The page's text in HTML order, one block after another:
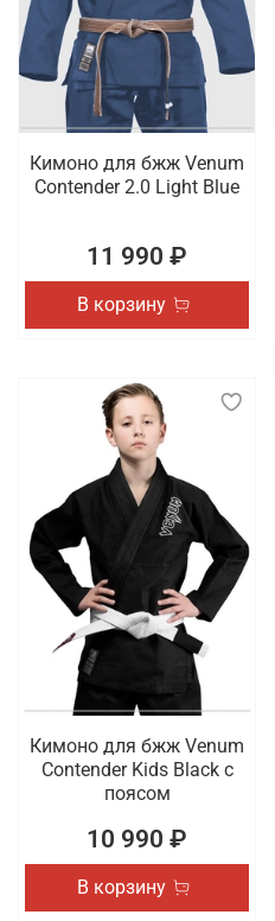
Кимоно для бжж Venum
Contender 2.0 Light Blue
11 990 ₽
В корзину
Кимоно для бжж Venum
Contender Kids Black с
поясом
10 990 ₽
В корзину